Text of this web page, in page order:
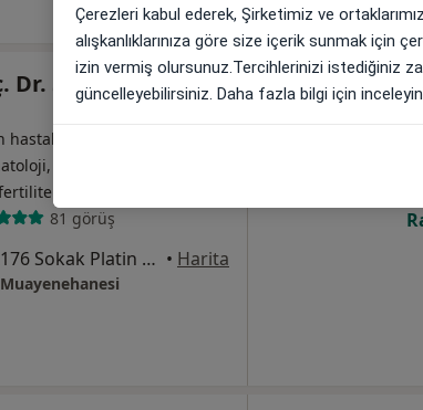
Dr. Şenol Kalyoncu
hastalıkları ve doğum,
Üreme endokrinolojisi
81 görüş
Söğütözü Mahallesi 2176 Sokak Platin Tower No : 7/9, Çankaya • Harita
Bugün
6 Ağustos 7
Çerezleri kabul ederek, Şirketimiz ve
alışkanlıklarınıza göre size içerik sunmak için
izin vermiş olursunuz.Tercihlerinizi istediğiniz
güncelleyebilirsiniz. Daha fazla bilgi için